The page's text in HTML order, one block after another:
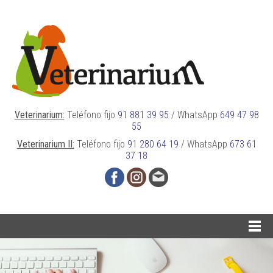
Veterinarium: Teléfono fijo 91 881 39 95 / WhatsApp 649 47 98
55
Veterinarium II: Teléfono fijo 91 280 64 19 / WhatsApp 673 61
37 18